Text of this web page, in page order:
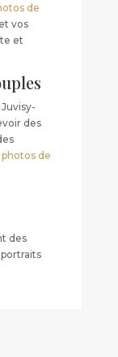
de
et vos
et
des
photos de
des